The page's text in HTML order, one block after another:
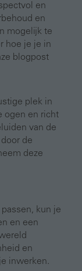
en
en
mogelijk te
hoe je je in
blogpost
plek in
ogen en richt
van de
de
deze
kun je
en een
en
inwerken.